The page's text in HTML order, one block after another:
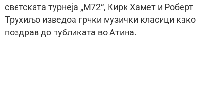
светската турнеја „М72“, Кирк Хамет и Роберт
Трухиљо изведоа грчки музички класици како
поздрав до публиката во Атина.